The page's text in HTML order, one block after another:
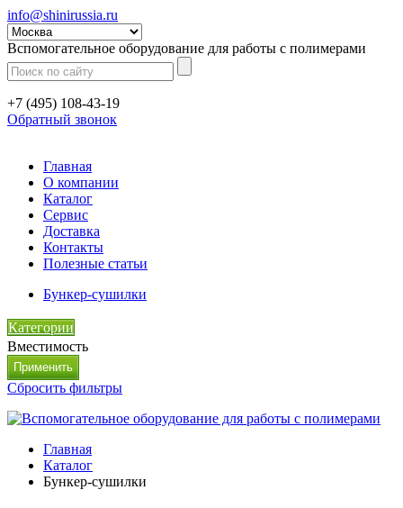
info@shinirussia.ru
Вспомогательное оборудование для работы с полимерами
+7 (495) 108-43-19
Обратный звонок
Главная
О компании
Каталог
Сервис
Доставка
Контакты
Полезные статьи
Бункер-сушилки
Категории
Вместимость
Сбросить фильтры
Главная
Каталог
Бункер-сушилки